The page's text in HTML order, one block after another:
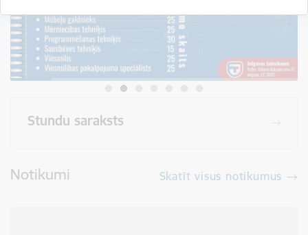
Stundu saraksts
Notikumi Skatīt visus notikumus